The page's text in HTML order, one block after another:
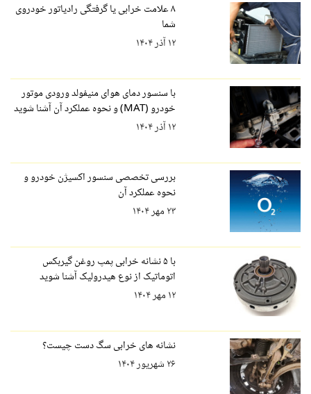
۸ علامت خرابی یا گرفتگی رادیاتور خودروی
شما
۱۲ آذر ۱۴۰۴
با سنسور دمای هوای منیفولد ورودی موتور
خودرو (MAT) و نحوه عملکرد آن آشنا شوید
۱۲ آذر ۱۴۰۴
بررسی تخصصی سنسور اکسیژن خودرو و
نحوه عملکرد آن
۲۳ مهر ۱۴۰۴
با ۵ نشانه خرابی پمپ روغن گیربکس
اتوماتیک از نوع هیدرولیک آشنا شوید
۱۲ مهر ۱۴۰۴
نشانه های خرابی سگ دست چیست؟
۲۶ شهریور ۱۴۰۴